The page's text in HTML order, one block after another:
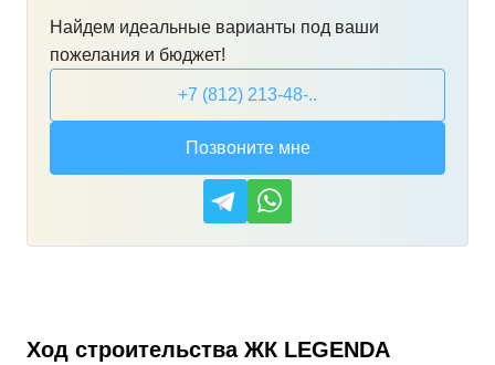
Найдем идеальные варианты под ваши
пожелания и бюджет!
+7 (812) 213-48-..
Позвоните мне
Ход строительства ЖК LEGENDA